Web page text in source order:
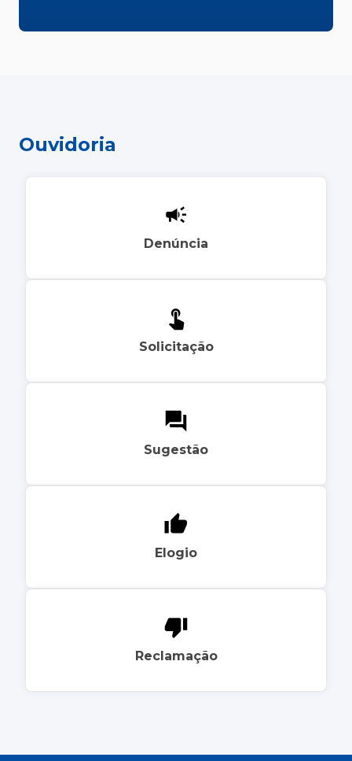
Ouvidoria
Denúncia
Solicitação
Sugestão
Elogio
Reclamação